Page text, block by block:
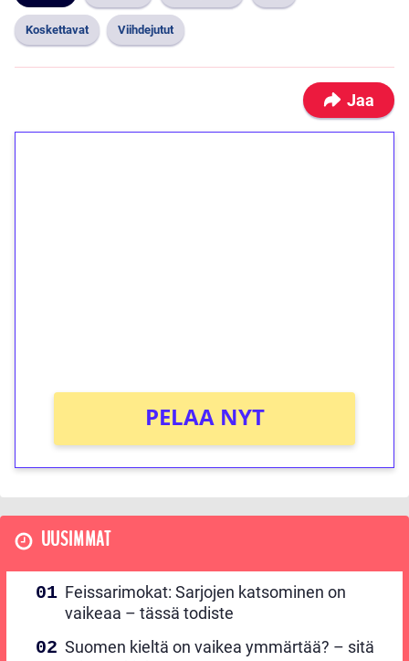
Koskettavat Viihdejutut
Jaa
PELAA NYT
UUSIMMAT
Feissarimokat: Sarjojen katsominen on
vaikeaa – tässä todiste
Suomen kieltä on vaikea ymmärtää? – sitä